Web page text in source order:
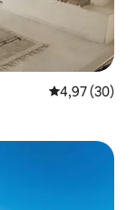
4,97 de uma
4,97 (30)